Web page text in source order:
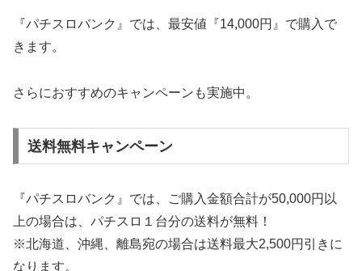
『パチスロバンク』では、最安値『14,000円』で購入で
きます。
さらにおすすめのキャンペーンも実施中。
送料無料キャンペーン
『パチスロバンク』では、ご購入金額合計が50,000円以
上の場合は、パチスロ１台分の送料が無料！
※北海道、沖縄、離島宛の場合は送料最大2,500円引きに
なります。